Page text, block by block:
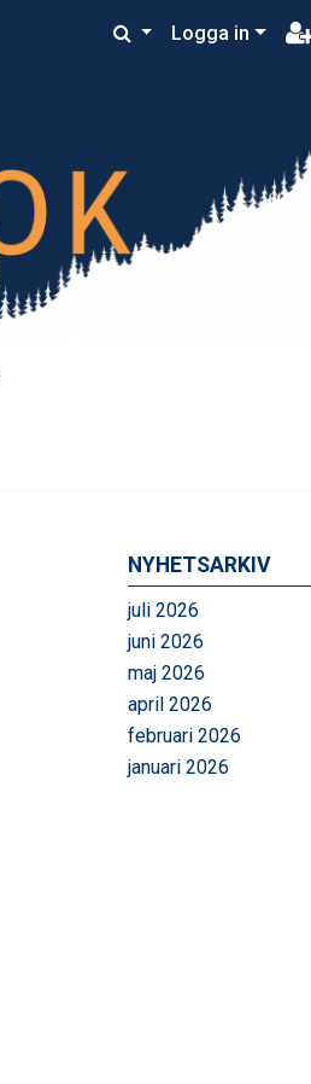
Logga in
NYHETSARKIV
juli 2026
juni 2026
maj 2026
april 2026
februari 2026
januari 2026